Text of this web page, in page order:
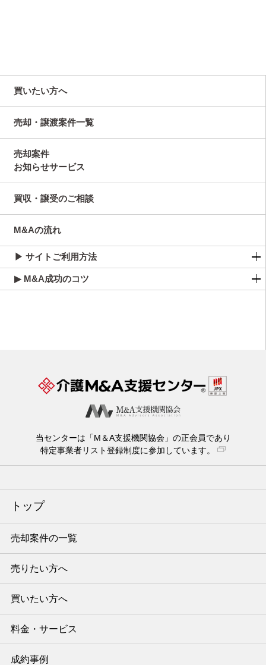
買いたい方へ
売却・譲渡案件一覧
売却案件
お知らせサービス
買収・譲受のご相談
M&Aの流れ
▶ サイトご利用方法
▶ M&A成功のコツ
当センターは「M＆A支援機関協会」の正会員であり
特定事業者リスト登録制度に参加しています。
トップ
売却案件の一覧
売りたい方へ
買いたい方へ
料金・サービス
成約事例